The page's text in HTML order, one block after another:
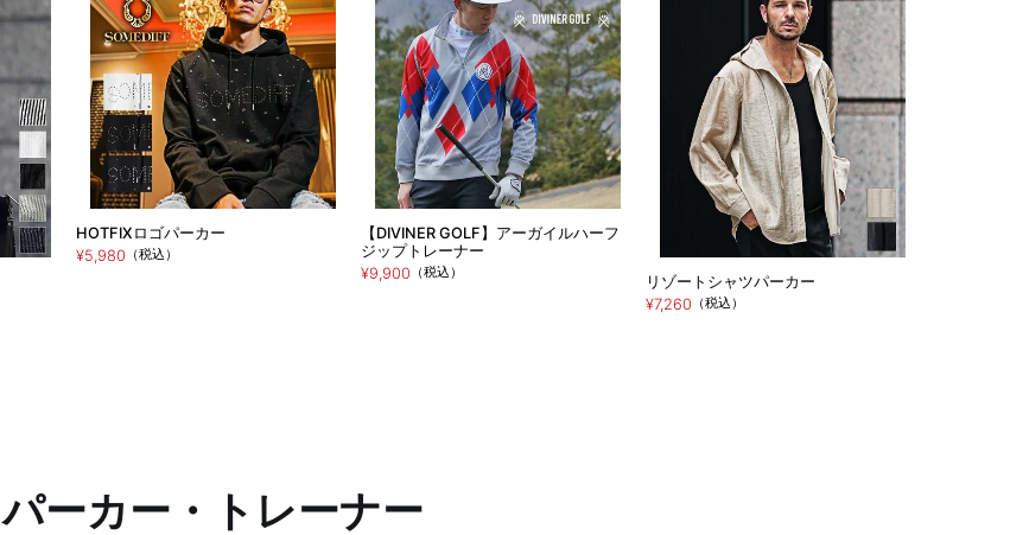
HOTFIXロゴパーカー
¥5,980 （税込）
【DIVINER GOLF】アーガイルハーフ
ジップトレーナー
¥9,900 （税込）
リゾートシャツパーカー
¥7,260 （税込）
パーカー・トレーナー